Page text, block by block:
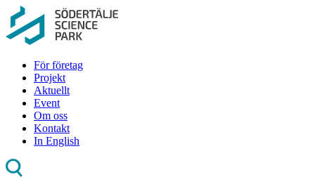
För företag
Projekt
Aktuellt
Event
Om oss
Kontakt
In English